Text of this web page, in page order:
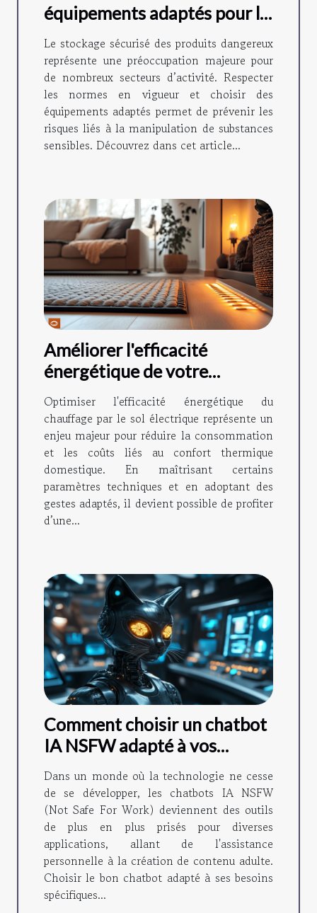
équipements adaptés pour le
stockage sécurisé de
produits dangereux ?
Le stockage sécurisé des produits dangereux
représente une préoccupation majeure pour
de nombreux secteurs d’activité. Respecter
les normes en vigueur et choisir des
équipements adaptés permet de prévenir les
risques liés à la manipulation de substances
sensibles. Découvrez dans cet article...
Améliorer l'efficacité
énergétique de votre
chauffage par le sol
électrique
Optimiser l'efficacité énergétique du
chauffage par le sol électrique représente un
enjeu majeur pour réduire la consommation
et les coûts liés au confort thermique
domestique. En maîtrisant certains
paramètres techniques et en adoptant des
gestes adaptés, il devient possible de profiter
d’une...
Comment choisir un chatbot
IA NSFW adapté à vos
besoins en 2024
Dans un monde où la technologie ne cesse
de se développer, les chatbots IA NSFW
(Not Safe For Work) deviennent des outils
de plus en plus prisés pour diverses
applications, allant de l'assistance
personnelle à la création de contenu adulte.
Choisir le bon chatbot adapté à ses besoins
spécifiques...